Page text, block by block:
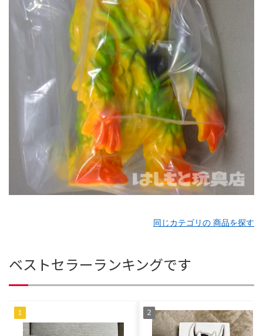
同じカテゴリの 商品を探す
ベストセラーランキングです